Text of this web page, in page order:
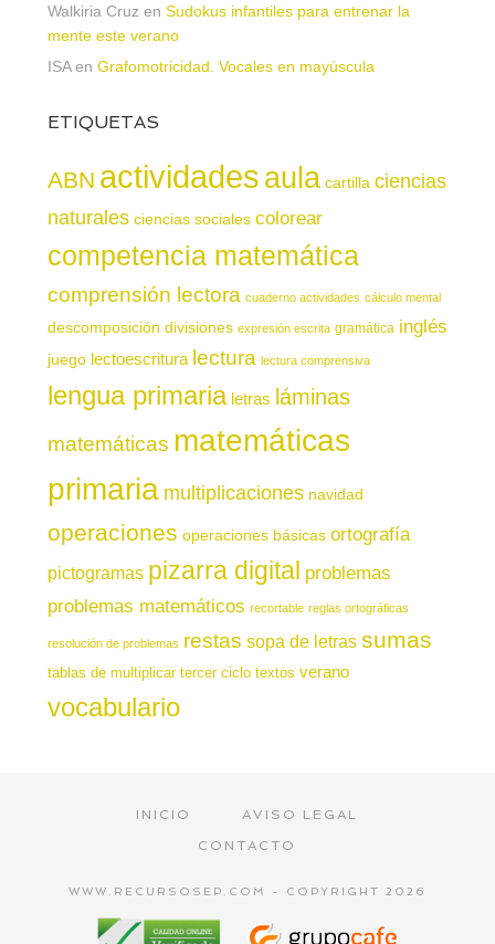
Walkiria Cruz en Sudokus infantiles para entrenar la
mente este verano
ISAen Grafomotricidad. Vocales en mayúscula
ETIQUETAS
ABN actividadesaula cartilla ciencias
naturales ciencias sociales colorear
competencia matemática
comprensión lectora cuaderno actividades cálculo mental
descomposición divisiones expresión escrita gramática inglés
juego lectoescritura lectura lectura comprensiva
lengua primaria letras láminas
matemáticas matemáticas
primaria multiplicaciones navidad
operaciones operaciones básicas ortografía
pictogramas pizarra digital problemas
problemas matemáticos recortable reglas ortográficas
resolución de problemas restas sopa de letras sumas
tablas de multiplicar tercer ciclo textos verano
vocabulario
INICIO
AVISO LEGAL
CONTACTO
WWW.RECURSOSEP.COM - COPYRIGHT 2026